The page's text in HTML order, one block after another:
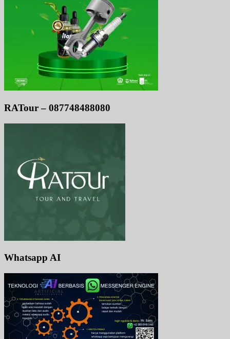
RATour – 087748488080
Whatsapp AI